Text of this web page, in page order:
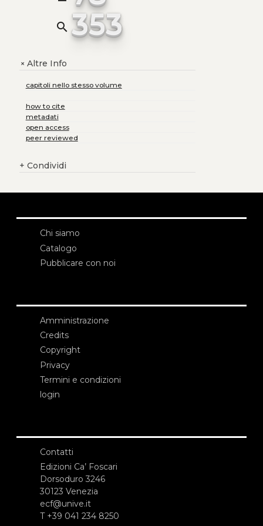
search 353
+Altre Info
capitoli nello stesso volume
how to cite
metadati
open access
peer reviewed
+ Condividi
Chi siamo
Catalogo
Pubblicare con noi
Amministrazione
Credits
Copyright
Privacy
Termini e condizioni
login
Contatti
Edizioni Ca’ Foscari
Dorsoduro 3246
30123 Venezia
ecf@unive.it
T +39 041 234 8250